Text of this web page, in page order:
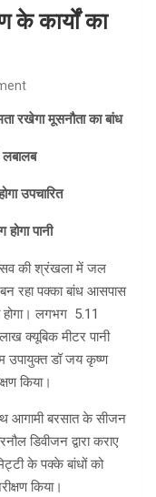
के कार्यों का
रखेगा मूसनौता का बांध
लबालब
उपचारित
पानी
की श्रंखला में जल
रहा पक्का बांध आसपास
होगा। लगभग 5.11
क्यूबिक मीटर पानी
उपायुक्त डॉ जय कृष्ण
किया।
आगामी बरसात के सीजन
डिवीजन द्वारा कराए
के पक्के बांधों को
किया।